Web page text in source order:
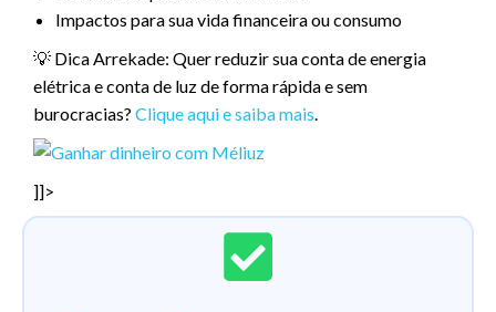
Impactos para sua vida financeira ou consumo
💡 Dica Arrekade: Quer reduzir sua conta de energia
elétrica e conta de luz de forma rápida e sem
burocracias? Clique aqui e saiba mais.
]]>